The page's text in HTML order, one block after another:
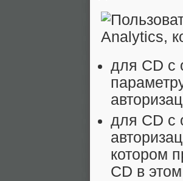
для CD с
для CD с
котором
CD в